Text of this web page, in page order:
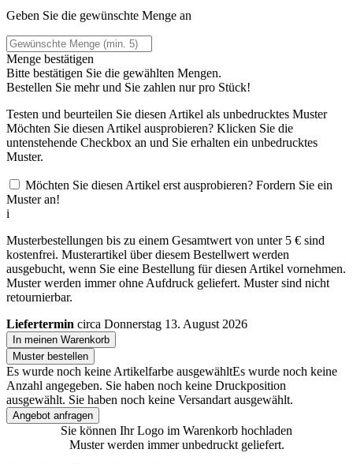
Geben Sie die gewünschte Menge an
Menge bestätigen
Bitte bestätigen Sie die gewählten Mengen.
Bestellen Sie mehr und Sie zahlen nurpro Stück!
Testen und beurteilen Sie diesen Artikel als unbedrucktes Muster
Möchten Sie diesen Artikel ausprobieren? Klicken Sie die
untenstehende Checkbox an und Sie erhalten ein unbedrucktes
Muster.
Möchten Sie diesen Artikel erst ausprobieren? Fordern Sie ein
Muster an!
i
Musterbestellungen bis zu einem Gesamtwert von unter 5 € sind
kostenfrei. Musterartikel über diesem Bestellwert werden
ausgebucht, wenn Sie eine Bestellung für diesen Artikel vornehmen.
Muster werden immer ohne Aufdruck geliefert. Muster sind nicht
retournierbar.
Liefertermin circa Donnerstag 13. August 2026
In meinen Warenkorb
Muster bestellen
Es wurde noch keine Artikelfarbe ausgewähltEs wurde noch keine
Anzahl angegeben. Sie haben noch keine Druckposition
ausgewählt. Sie haben noch keine Versandart ausgewählt.
Angebot anfragen
Sie können Ihr Logo im Warenkorb hochladen
Muster werden immer unbedruckt geliefert.